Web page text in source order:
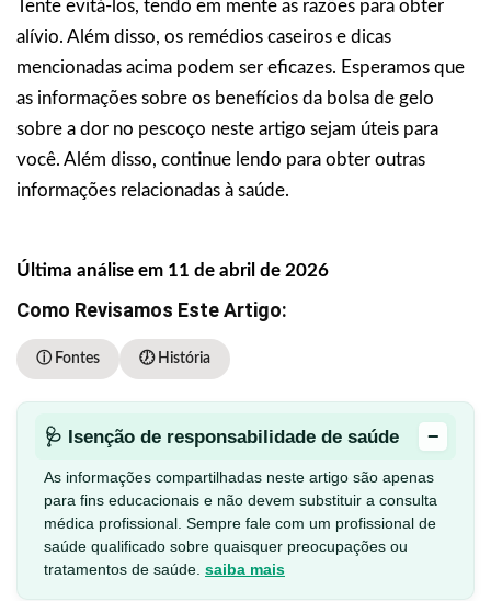
Tente evitá-los, tendo em mente as razões para obter
alívio. Além disso, os remédios caseiros e dicas
mencionadas acima podem ser eficazes. Esperamos que
as informações sobre os benefícios da bolsa de gelo
sobre a dor no pescoço neste artigo sejam úteis para
você. Além disso, continue lendo para obter outras
informações relacionadas à saúde.
Última análise em 11 de abril de 2026
Como Revisamos Este Artigo:
ⓘ Fontes 🕖 História
🩺 Isenção de responsabilidade de saúde −
As informações compartilhadas neste artigo são apenas
para fins educacionais e não devem substituir a consulta
médica profissional. Sempre fale com um profissional de
saúde qualificado sobre quaisquer preocupações ou
tratamentos de saúde. saiba mais